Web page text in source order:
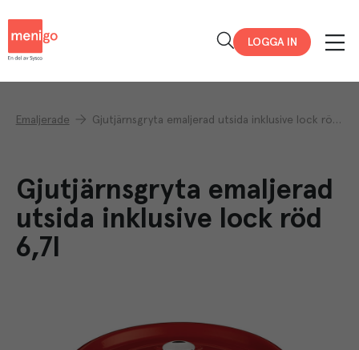
LOGGA IN
Emaljerade Gjutjärnsgryta emaljerad utsida inklusive lock röd 6,7l
Gjutjärnsgryta emaljerad
utsida inklusive lock röd
6,7l